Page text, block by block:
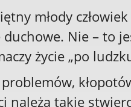
młody
Nie – to
życie „po
należą takie